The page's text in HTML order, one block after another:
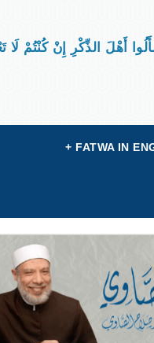
أَهْلَ الذِّكْرِ إِنْ كُنْتُمْ لَا
FATWA IN
+